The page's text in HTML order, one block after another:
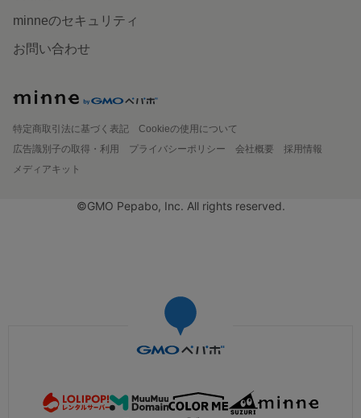
minneのセキュリティ
お問い合わせ
特定商取引法に基づく表記
Cookieの使用について
広告識別子の取得・利用
プライバシーポリシー 会社概要
採用情報
メディアキット
©GMO Pepabo, Inc. All rights reserved.